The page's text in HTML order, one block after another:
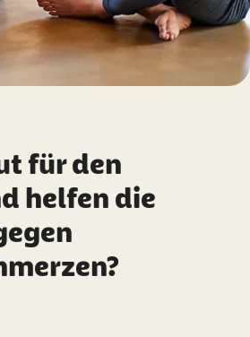
für den
helfen die